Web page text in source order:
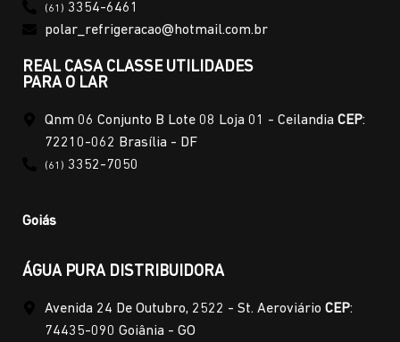
(61) 3354-6461
polar_refrigeracao@hotmail.com.br
REAL CASA CLASSE UTILIDADES
PARA O LAR
Qnm 06 Conjunto B Lote 08 Loja 01 - Ceilandia CEP:
72210-062 Brasília - DF
(61) 3352-7050
Goiás
ÁGUA PURA DISTRIBUIDORA
Avenida 24 De Outubro, 2522 - St. Aeroviário CEP:
74435-090 Goiânia - GO